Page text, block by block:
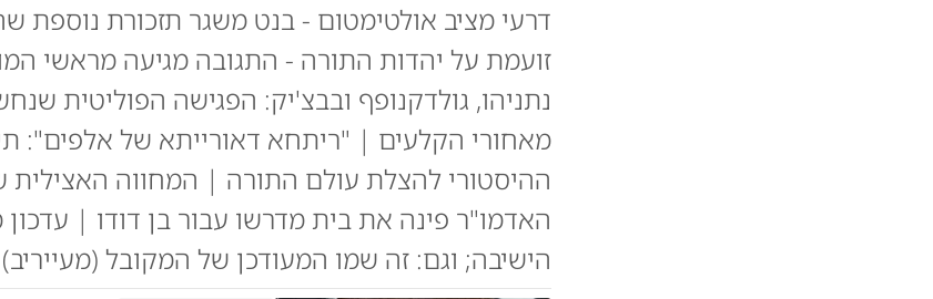
דרעי מציב אולטימטום - בנט משגר תזכורת נוספת
זועמת על יהדות התורה - התגובה מגיעה מראשי
נתניהו, גולדקנופף ובבצ'יק: הפגישה הפוליטית
מאחורי הקלעים | "ריתחא דאורייתא של אלפים":
ההיסטורי להצלת עולם התורה | המחווה
האדמו"ר פינה את בית מדרשו עבור בן דודו |
הישיבה; וגם: זה שמו המעודכן של המקובל (מעייריב)